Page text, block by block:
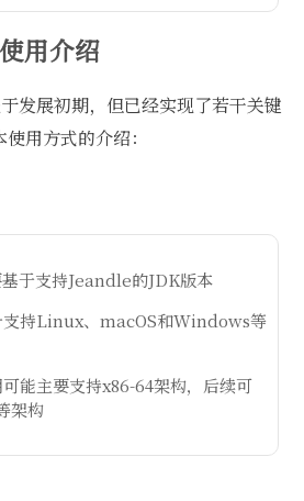
用介绍
发展初期，但已经实现了若干关键
用方式的介绍：
于支持Jeandle的JDK版本
支持Linux、macOS和Windows等
能主要支持x86-64架构，后续可
架构